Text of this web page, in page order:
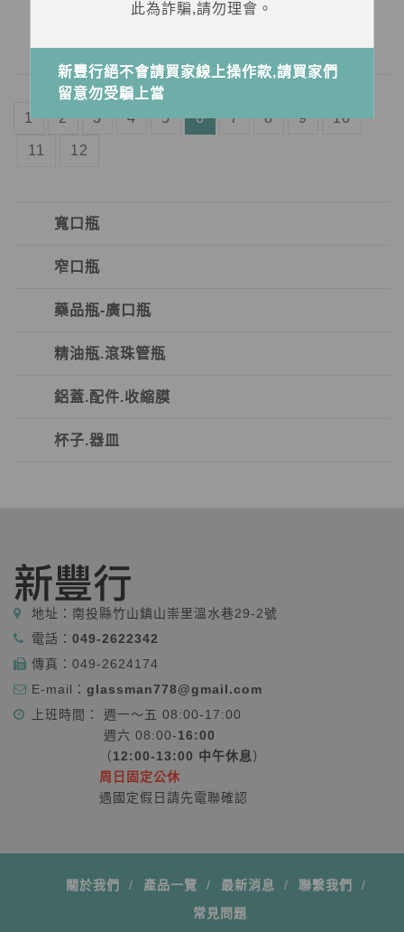
1 2 3 4 5 6 7 8 9 10
11 12
寬口瓶
窄口瓶
藥品瓶-廣口瓶
精油瓶.滾珠管瓶
鋁蓋.配件.收縮膜
杯子.器皿
地址： 南投縣竹山鎮山崇里溫水巷29-2號
電話： 049-2622342
傳真： 049-2624174
E-mail： glassman778@gmail.com
上班時間： 週一～五 08:00-17:00
週六 08:00-16:00
（12:00-13:00 中午休息）
周日固定公休
遇國定假日請先電聯確認
關於我們 產品一覽 最新消息
聯繫我們
常見問題
此為詐騙,請勿理會。
新豐行絕不會請買家線上操作款,請買家們
留意勿受騙上當